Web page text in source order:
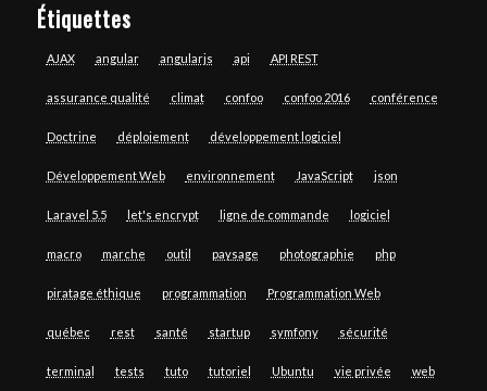
Étiquettes
AJAX angular angularjs api API REST
assurance qualité climat confoo confoo 2016 conférence
Doctrine déploiement développement logiciel
Développement Web environnement JavaScript json
Laravel 5.5 let's encrypt ligne de commande logiciel
macro marche outil paysage photographie php
piratage éthique programmation Programmation Web
québec rest santé startup symfony sécurité
terminal tests tuto tutoriel Ubuntu vie privée web